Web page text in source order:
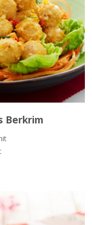
Berkrim